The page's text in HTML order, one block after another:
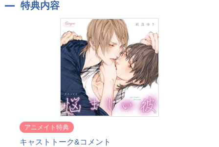
特典内容
アニメイト特典
キャストトーク&コメント